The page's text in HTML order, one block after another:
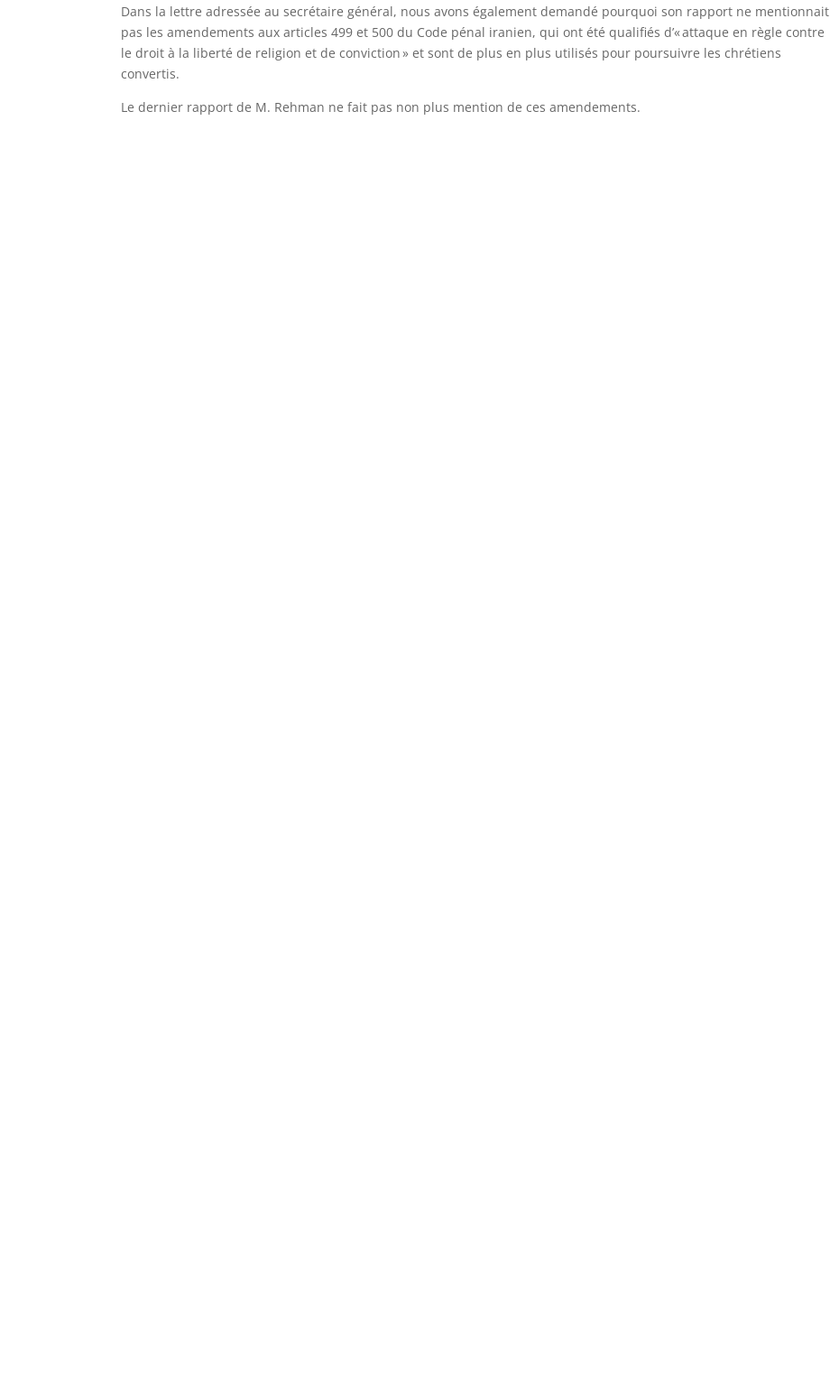
Dans la lettre adressée au secrétaire général, nous avons également demandé pourquoi son rapport ne mentionnait
pas les amendements aux articles 499 et 500 du Code pénal iranien, qui ont été qualifiés d’« attaque en règle contre
le droit à la liberté de religion et de conviction » et sont de plus en plus utilisés pour poursuivre les chrétiens
convertis.
Le dernier rapport de M. Rehman ne fait pas non plus mention de ces amendements.